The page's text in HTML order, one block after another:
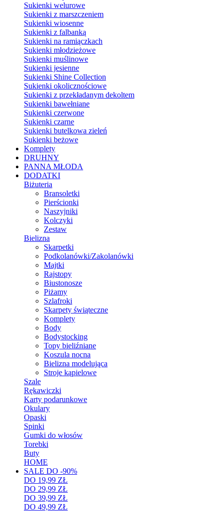
Sukienki welurowe
Sukienki z marszczeniem
Sukienki wiosenne
Sukienki z falbanką
Sukienki na ramiączkach
Sukienki młodzieżowe
Sukienki muślinowe
Sukienki jesienne
Sukienki Shine Collection
Sukienki okolicznościowe
Sukienki z przekładanym dekoltem
Sukienki bawełniane
Sukienki czerwone
Sukienki czarne
Sukienki butelkowa zieleń
Sukienki beżowe
Komplety
DRUHNY
PANNA MŁODA
DODATKI
Biżuteria
Bransoletki
Pierścionki
Naszyjniki
Kolczyki
Zestaw
Bielizna
Skarpetki
Podkolanówki/Zakolanówki
Majtki
Rajstopy
Biustonosze
Piżamy
Szlafroki
Skarpety świąteczne
Komplety
Body
Bodystocking
Topy bieliźniane
Koszula nocna
Bielizna modelująca
Stroje kąpielowe
Szale
Rękawiczki
Karty podarunkowe
Okulary
Opaski
Spinki
Gumki do włosów
Torebki
Buty
HOME
SALE DO -90%
DO 19,99 ZŁ
DO 29,99 ZŁ
DO 39,99 ZŁ
DO 49,99 ZŁ